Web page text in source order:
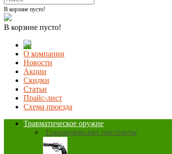
В корзине пусто!
В корзине пусто!
О компании
Новости
Акции
Скидки
Статьи
Прайс-лист
Схема проезда
Травматическое оружие
Травматические пистолеты